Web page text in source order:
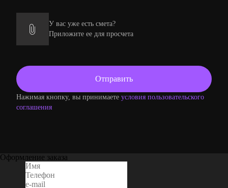
У вас уже есть смета?
Приложите ее для просчета
Нажимая кнопку, вы принимаете условия пользовательского
соглашения
Оформление заказа